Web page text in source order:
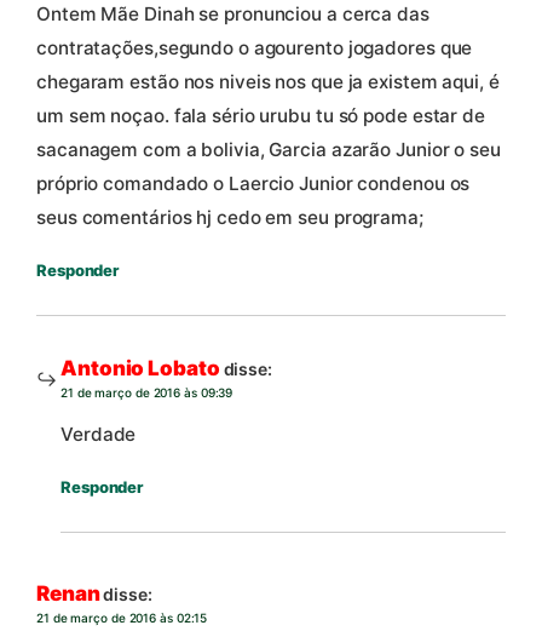
Ontem Mãe Dinah se pronunciou a cerca das
contratações,segundo o agourento jogadores que
chegaram estão nos niveis nos que ja existem aqui, é
um sem noçao. fala sério urubu tu só pode estar de
sacanagem com a bolivia, Garcia azarão Junior o seu
próprio comandado o Laercio Junior condenou os
seus comentários hj cedo em seu programa;
Responder
Antonio Lobato disse:
21 de março de 2016 às 09:39
Verdade
Responder
Renandisse:
21 de março de 2016 às 02:15